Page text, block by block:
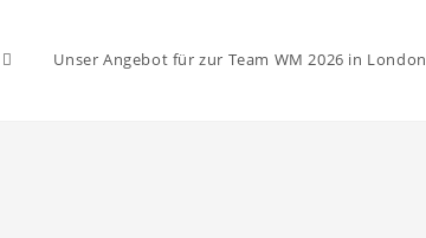
Unser Angebot für zur Team WM 2026 in London